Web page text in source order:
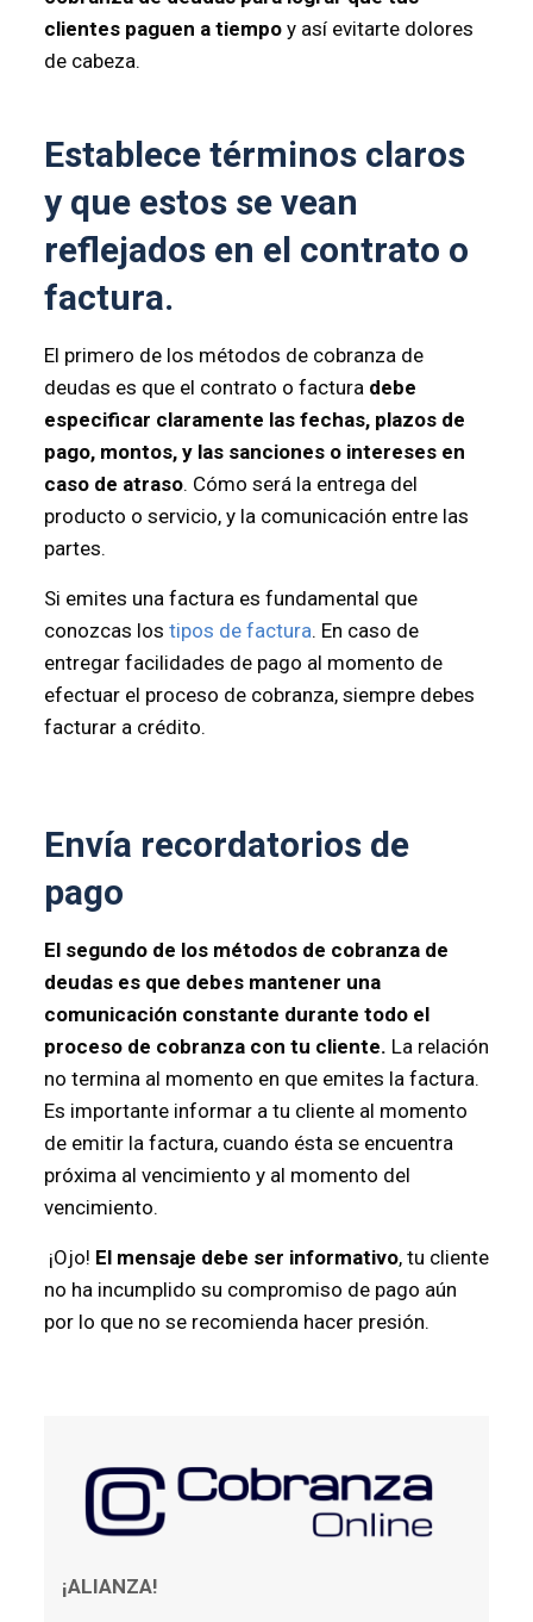
clientes paguen a tiempoy así evitarte dolores
de cabeza.
Establece términos claros
y que estos se vean
reflejados en el contrato o
factura.
El primero de los métodos de cobranza de
deudas es que el contrato o factura debe
especificar claramente las fechas, plazos de
pago, montos, y las sanciones o intereses en
caso de atraso. Cómo será la entrega del
producto o servicio, y la comunicación entre las
partes.
Si emites una factura es fundamental que
conozcas los tipos de factura. En caso de
entregar facilidades de pago al momento de
efectuar el proceso de cobranza, siempre debes
facturar a crédito.
Envía recordatorios de
pago
El segundo de los métodos de cobranza de
deudas es que debes mantener una
comunicación constante durante todo el
proceso de cobranza con tu cliente. La relación
no termina al momento en que emites la factura.
Es importante informar a tu cliente al momento
de emitir la factura, cuando ésta se encuentra
próxima al vencimiento y al momento del
vencimiento.
¡Ojo! El mensaje debe ser informativo, tu cliente
no ha incumplido su compromiso de pago aún
por lo que no se recomienda hacer presión.
¡ALIANZA!